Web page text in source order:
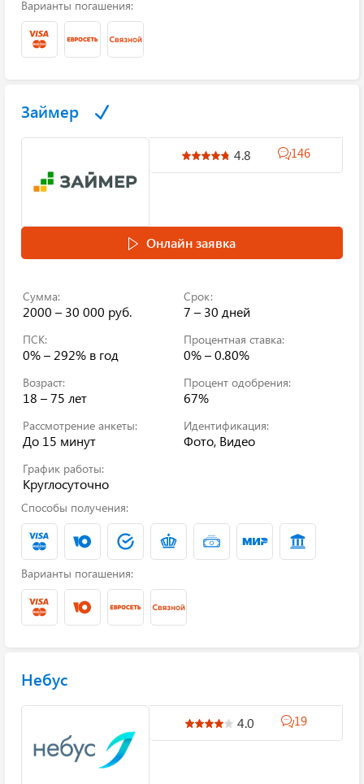
Варианты погашения:
Займер
4.8 146
Онлайн заявка
Сумма:
2000 – 30 000 руб.
Срок:
7 – 30 дней
ПСК:
0% – 292% в год
Процентная ставка:
0% – 0.80%
Возраст:
18 – 75 лет
Процент одобрения:
67%
Рассмотрение анкеты:
До 15 минут
Идентификация:
Фото, Видео
График работы:
Круглосуточно
Способы получения:
Варианты погашения:
Небус
4.0 19